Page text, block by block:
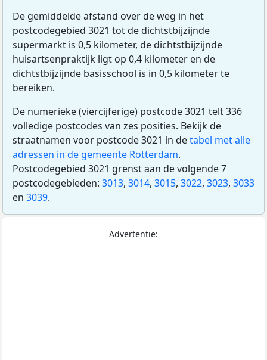
De gemiddelde afstand over de weg in het
postcodegebied 3021 tot de dichtstbijzijnde
supermarkt is 0,5 kilometer, de dichtstbijzijnde
huisartsenpraktijk ligt op 0,4 kilometer en de
dichtstbijzijnde basisschool is in 0,5 kilometer te
bereiken.
De numerieke (viercijferige) postcode 3021 telt 336
volledige postcodes van zes posities. Bekijk de
straatnamen voor postcode 3021 in detabel met alle
adressen in de gemeente Rotterdam.
Postcodegebied 3021 grenst aan de volgende 7
postcodegebieden: 3013, 3014, 3015, 3022, 3023, 3033
en 3039.
Advertentie: